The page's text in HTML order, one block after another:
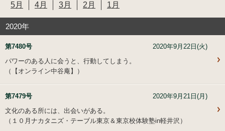
5月
4月 3月 2月 1月
2020年
第7480号
2020年9月22日(火)
パワーのある人に会うと、行動してしまう。
（【 オンライン中谷庵 】）
第7479号
2020年9月21日(月)
文化のある所には、出会いがある。
（ １０月ナカタニズ・テーブル東京＆東京校体験塾in軽井沢 ）